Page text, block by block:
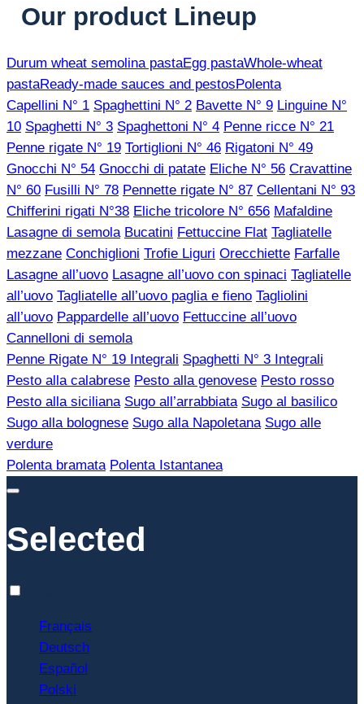
Our product Lineup
Durum wheat semolina pastaEgg pastaWhole-wheat
pastaReady-made sauces and pestos Polenta
Capellini N° 1 Spaghettini N° 2 Bavette N° 9 Linguine N°
10 Spaghetti N° 3 Spaghettoni N° 4 Penne ricce N° 21
Penne rigate N° 19 Tortiglioni N° 46 Rigatoni N° 49
Gnocchi N° 54 Gnocchi di patate Eliche N° 56 Cravattine
N° 60 Fusilli N° 78 Pennette rigate N° 87 Cellentani N° 93
Chifferini rigati N°38 Eliche tricolore N° 656 Mafaldine
Lasagne di semola Bucatini Fettuccine Flat Tagliatelle
mezzane Conchiglioni Trofie Liguri Orecchiette Farfalle
Lasagne all’uovo Lasagne all’uovo con spinaci Tagliatelle
all’uovo Tagliatelle all’uovo paglia e fieno Tagliolini
all’uovo Pappardelle all’uovo Fettuccine all’uovo
Cannelloni di semola
Penne Rigate N° 19 Integrali Spaghetti N° 3 Integrali
Pesto alla calabrese Pesto alla genovese Pesto rosso
Pesto alla siciliana Sugo all’arrabbiata Sugo al basilico
Sugo alla bolognese Sugo alla Napoletana Sugo alle
verdure
Polenta bramata Polenta Istantanea
Selected
Français
Deutsch
Español
Polski